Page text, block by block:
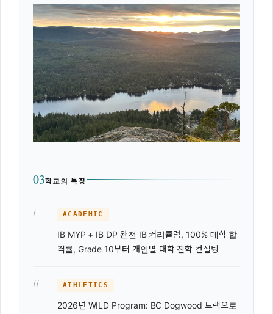
03학교의 특징
i ACADEMIC
IB MYP + IB DP 완전 IB 커리큘럼, 100% 대학 합
격률, Grade 10부터 개인별 대학 진학 컨설팅
ii ATHLETICS
2026년 WILD Program: BC Dogwood 트랙으로